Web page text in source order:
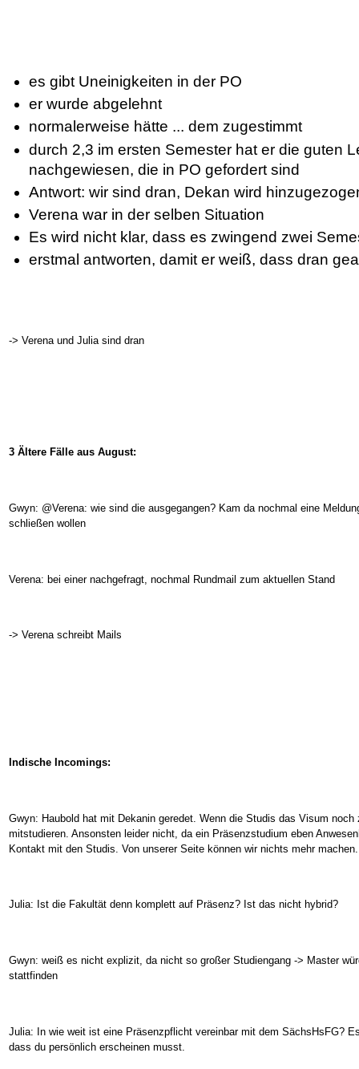
es gibt Uneinigkeiten in der PO
er wurde abgelehnt
normalerweise hätte ... dem zugestimmt
durch 2,3 im ersten Semester hat er die guten
nachgewiesen, die in PO gefordert sind
Antwort: wir sind dran, Dekan wird
Verena war in der selben Situation
Es wird nicht klar, dass es zwingend zwei
erstmal antworten, damit er weiß, dass dran
-> Verena und Julia sind dran
3 Ältere Fälle aus August:
Gwyn: @Verena: wie sind die ausgegangen? Kam da nochmal eine
schließen wollen
Verena: bei einer nachgefragt, nochmal Rundmail zum aktuellen Stand
-> Verena schreibt Mails
Indische Incomings:
Gwyn: Haubold hat mit Dekanin geredet. Wenn die Studis das Visum
mitstudieren. Ansonsten leider nicht, da ein Präsenzstudium eben
Kontakt mit den Studis. Von unserer Seite können wir nichts mehr machen.
Julia: Ist die Fakultät denn komplett auf Präsenz? Ist das nicht hybrid?
Gwyn: weiß es nicht explizit, da nicht so großer Studiengang -> Master
stattfinden
Julia: In wie weit ist eine Präsenzpflicht vereinbar mit dem SächsHsFG?
dass du persönlich erscheinen musst.